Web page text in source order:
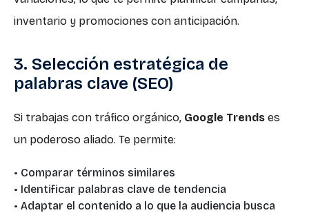
inventario y promociones con anticipación.
3. Selección estratégica de
palabras clave (SEO)
Si trabajas con tráfico orgánico, Google Trends es
un poderoso aliado. Te permite:
• Comparar términos similares
• Identificar palabras clave de tendencia
• Adaptar el contenido a lo que la audiencia busca